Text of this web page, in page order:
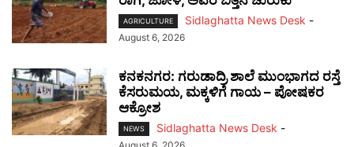
AGRICULTURE Sidlaghatta News Desk -
August 6, 2026
ಕನಕನಗರ: ಗರುಡಾದ್ರಿ ಶಾಲೆ ಮುಂಭಾಗದ ರಸ್ತೆ
ಕೆಸರುಮಯ, ಮಕ್ಕಳಿಗೆ ಗಾಯ – ಪೋಷಕರ
ಆಕ್ರೋಶ
NEWS Sidlaghatta News Desk -